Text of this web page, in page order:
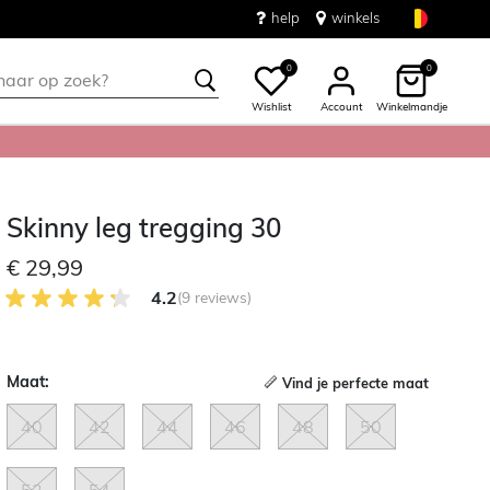
help winkels
0
Wishlist Account
0
Winkelmandje
Skinny leg tregging 30
€ 29,99
4.2 van 5 Klantenbeoordeling
4.2(9 reviews)
Maat: Vind je perfecte maat
40 42 44 46 48 50